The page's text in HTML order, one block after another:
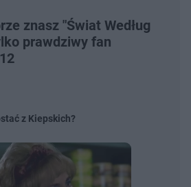
znasz "Świat Według
prawdziwy fan
z Kiepskich?